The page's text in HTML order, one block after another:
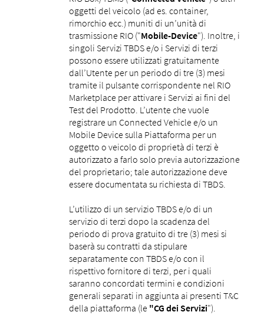
oggetti del veicolo (ad es. container,
rimorchio ecc.) muniti di un’unità di
trasmissione RIO ("Mobile-Device"). Inoltre, i
singoli Servizi TBDS e/o i Servizi di terzi
possono essere utilizzati gratuitamente
dall’Utente per un periodo di tre (3) mesi
tramite il pulsante corrispondente nel RIO
Marketplace per attivare i Servizi ai fini del
Test del Prodotto. L’utente che vuole
registrare un Connected Vehicle e/o un
Mobile Device sulla Piattaforma per un
oggetto o veicolo di proprietà di terzi è
autorizzato a farlo solo previa autorizzazione
del proprietario; tale autorizzazione deve
essere documentata su richiesta di TBDS.
L’utilizzo di un servizio TBDS e/o di un
servizio di terzi dopo la scadenza del
periodo di prova gratuito di tre (3) mesi si
baserà su contratti da stipulare
separatamente con TBDS e/o con il
rispettivo fornitore di terzi, per i quali
saranno concordati termini e condizioni
generali separati in aggiunta ai presenti T&C
della piattaforma (le "CG dei Servizi").